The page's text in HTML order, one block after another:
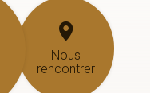
Nous
rencontrer